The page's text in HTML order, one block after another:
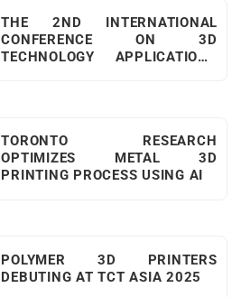
THE 2ND INTERNATIONAL
CONFERENCE ON 3D
TECHNOLOGY APPLICATIONS
TORONTO RESEARCH
OPTIMIZES METAL 3D
PRINTING PROCESS USING AI
POLYMER 3D PRINTERS
DEBUTING AT TCT ASIA 2025